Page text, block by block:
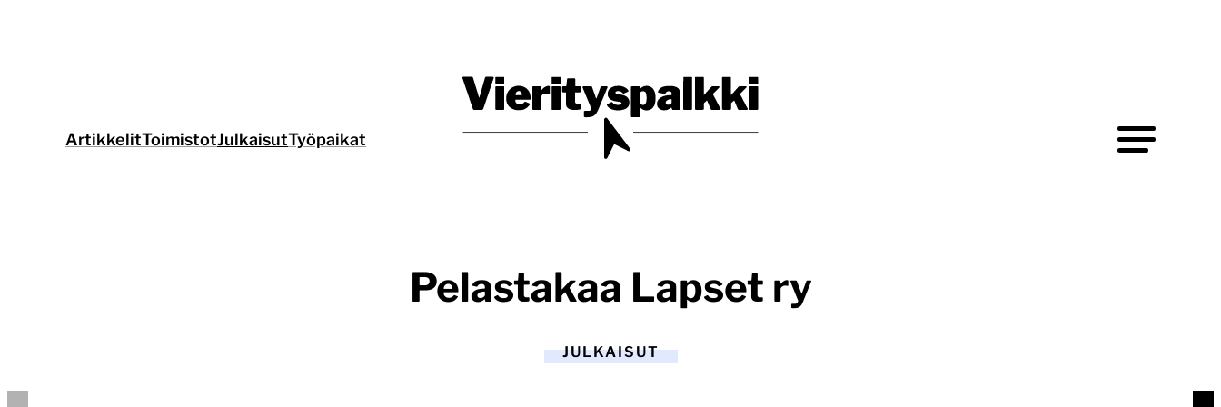
ArtikkelitToimistotJulkaisutTyöpaikat
Vierityspalkki.fi
Pelastakaa Lapset ry
JULKAISUT